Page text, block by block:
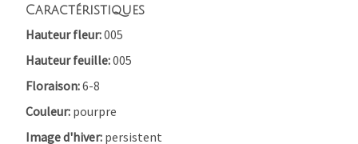
Caractéristiques
Hauteur fleur 005
Hauteur feuille 005
Floraison 6-8
Couleur pourpre
Image d'hiver persistent